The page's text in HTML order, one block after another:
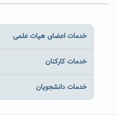
خدمات اعضای هیات علمی
خدمات کارکنان
خدمات دانشجویان